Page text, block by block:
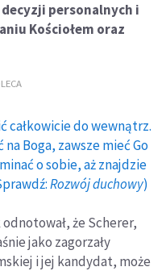
personalnych i
Kościołem oraz
całkowicie do wewnątrz.
Boga, zawsze mieć Go
o sobie, aż znajdzie
Rozwój duchowy)
że Scherer,
jako zagorzały
i jej kandydat, może